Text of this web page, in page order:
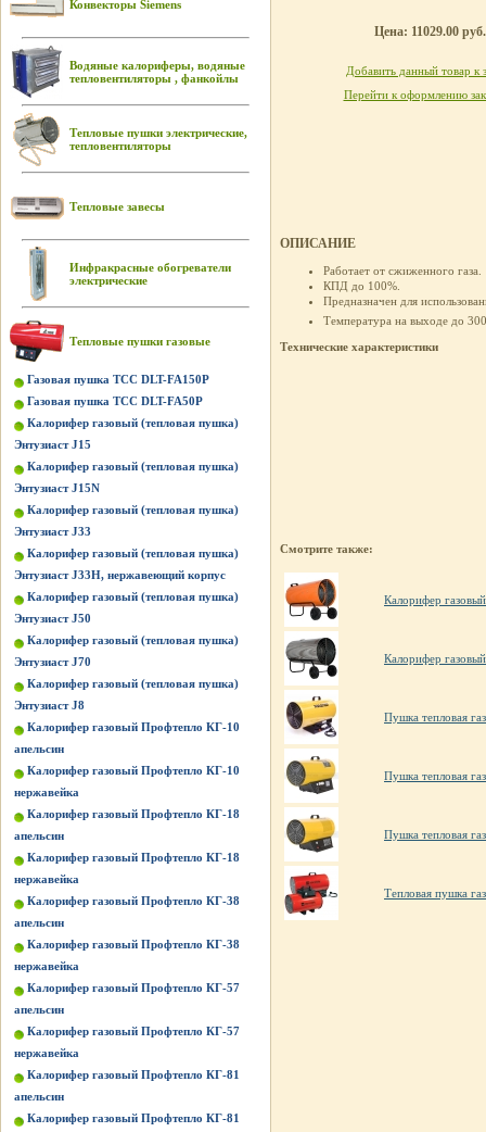
Конвекторы Siemens
Водяные калориферы, водяные
тепловентиляторы , фанкойлы
Тепловые пушки электрические,
тепловентиляторы
Тепловые завесы
Инфракрасные обогреватели
электрические
Тепловые пушки газовые
Газовая пушка ТСС DLT-FA150P
Газовая пушка ТСС DLT-FA50P
Калорифер газовый (тепловая пушка)
Энтузиаст J15
Калорифер газовый (тепловая пушка)
Энтузиаст J15N
Калорифер газовый (тепловая пушка)
Энтузиаст J33
Калорифер газовый (тепловая пушка)
Энтузиаст J33Н, нержавеющий корпус
Калорифер газовый (тепловая пушка)
Энтузиаст J50
Калорифер газовый (тепловая пушка)
Энтузиаст J70
Калорифер газовый (тепловая пушка)
Энтузиаст J8
Калорифер газовый Профтепло КГ-10
апельсин
Калорифер газовый Профтепло КГ-10
нержавейка
Калорифер газовый Профтепло КГ-18
апельсин
Калорифер газовый Профтепло КГ-18
нержавейка
Калорифер газовый Профтепло КГ-38
апельсин
Калорифер газовый Профтепло КГ-38
нержавейка
Калорифер газовый Профтепло КГ-57
апельсин
Калорифер газовый Профтепло КГ-57
нержавейка
Калорифер газовый Профтепло КГ-81
апельсин
Калорифер газовый Профтепло КГ-81
Цена: 11029.00 руб.
Добавить данный товар к
Перейти к оформлению
ОПИСАНИЕ
Работает от сжиженного газа.
КПД до 100%.
Предназначен для
Температура на выходе до
Технические характеристики
Смотрите также:
Калорифер
Калорифер
Пушка тепловая
Пушка тепловая
Пушка тепловая
Тепловая пушка